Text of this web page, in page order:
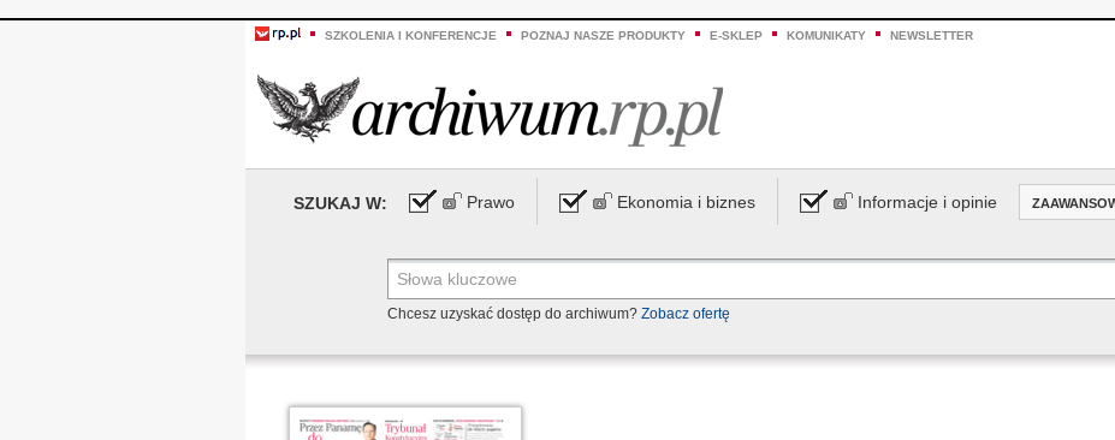
SZKOLENIA I KONFERENCJE POZNAJ NASZE PRODUKTY E-SKLEP KOMUNIKATY NEWSLETTER
SZUKAJ W: Prawo Ekonomia i biznes Informacje i opinie
Chcesz uzyskać dostęp do archiwum? Zobacz ofertę